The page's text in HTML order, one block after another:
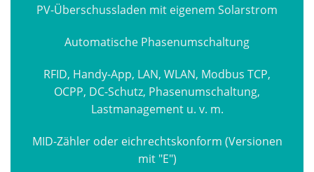
PV-Überschussladen mit eigenem Solarstrom
Automatische Phasenumschaltung
RFID, Handy-App, LAN, WLAN, Modbus TCP,
OCPP, DC-Schutz, Phasenumschaltung,
Lastmanagement u. v. m.
MID-Zähler oder eichrechtskonform (Versionen
mit "E")